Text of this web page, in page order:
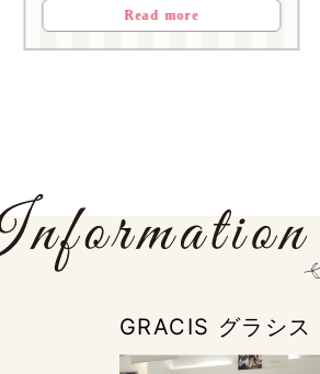
Read more
GRACIS グラシ